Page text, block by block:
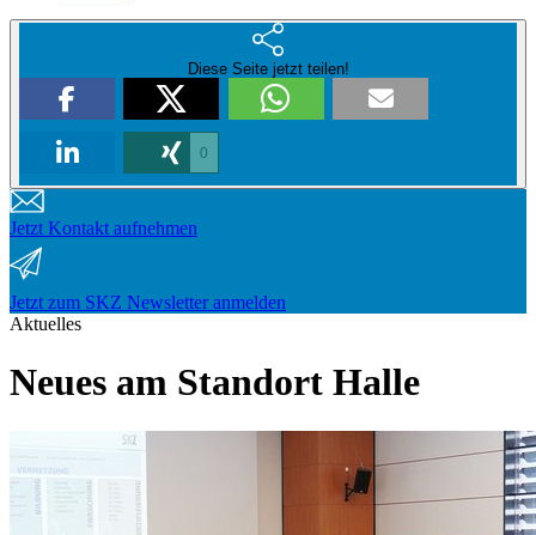
Diese Seite jetzt teilen!
0
Jetzt Kontakt aufnehmen
Jetzt zum SKZ Newsletter anmelden
Aktuelles
Neues am Standort Halle